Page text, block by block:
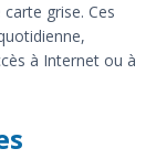
grise. Ces
à Internet ou à